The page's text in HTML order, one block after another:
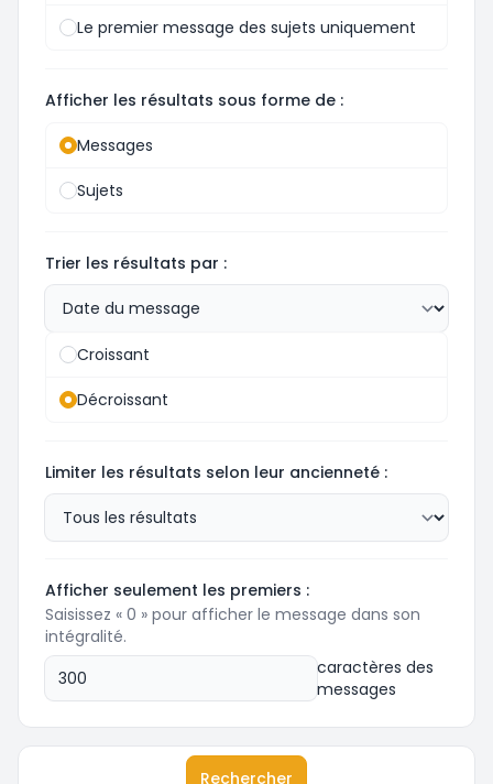
Le premier message des sujets uniquement
Afficher les résultats sous forme de :
Messages
Sujets
Trier les résultats par :
Croissant
Décroissant
Limiter les résultats selon leur ancienneté :
Afficher seulement les premiers :
Saisissez « 0 » pour afficher le message dans son
intégralité.
caractères des
messages
Rechercher